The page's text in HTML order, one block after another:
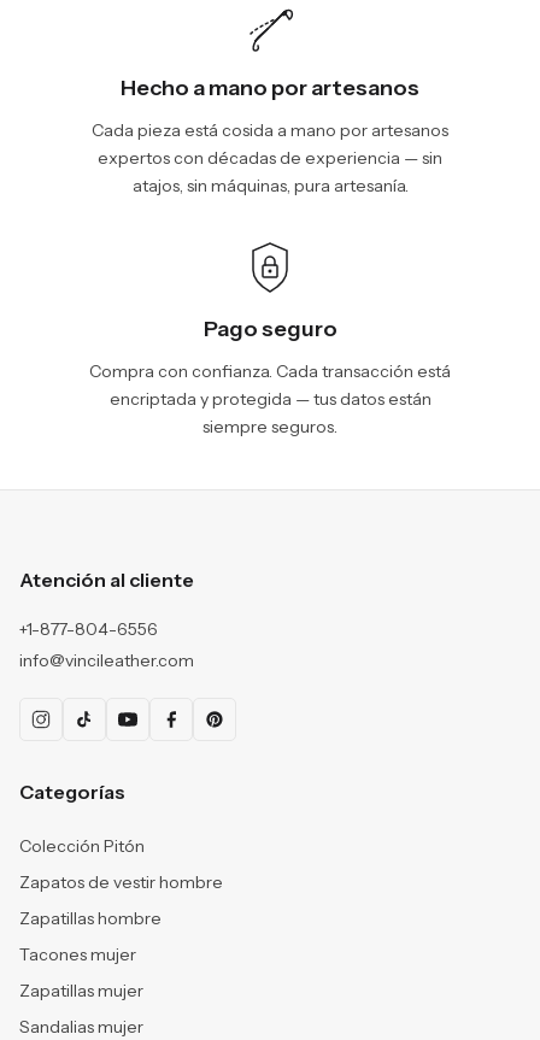
Hecho a mano por artesanos
Cada pieza está cosida a mano por artesanos
expertos con décadas de experiencia — sin
atajos, sin máquinas, pura artesanía.
Pago seguro
Compra con confianza. Cada transacción está
encriptada y protegida — tus datos están
siempre seguros.
Atención al cliente
+1-877-804-6556
info@vincileather.com
Categorías
Colección Pitón
Zapatos de vestir hombre
Zapatillas hombre
Tacones mujer
Zapatillas mujer
Sandalias mujer